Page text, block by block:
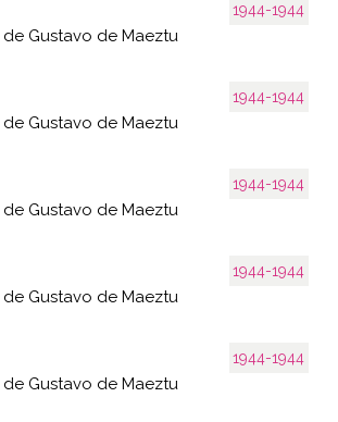
1944-1944
Gustavo de Maeztu
1944-1944
Gustavo de Maeztu
1944-1944
Gustavo de Maeztu
1944-1944
Gustavo de Maeztu
1944-1944
Gustavo de Maeztu